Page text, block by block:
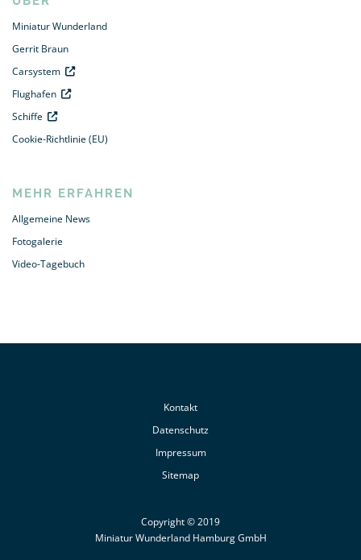
Miniatur Wunderland
Gerrit Braun
Carsystem
Flughafen
Schiffe
Cookie-Richtlinie (EU)
MEHR ERFAHREN
Allgemeine News
Fotogalerie
Video-Tagebuch
Kontakt
Datenschutz
Impressum
Sitemap
Copyright © 2019
Miniatur Wunderland Hamburg GmbH